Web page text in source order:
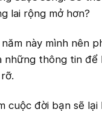
lai rộng mở hơn?
này mình nên
những thông tin
cuộc đời bạn sẽ